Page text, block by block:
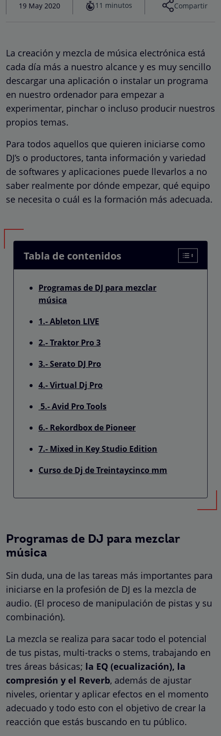
19 May 2020 11 minutos Compartir
La creación y mezcla de música electrónica está
cada día más a nuestro alcance y es muy sencillo
descargar una aplicación o instalar un programa
en nuestro ordenador para empezar a
experimentar, pinchar o incluso producir nuestros
propios temas.
Para todos aquellos que quieren iniciarse como
DJ’s o productores, tanta información y variedad
de softwares y aplicaciones puede llevarlos a no
saber realmente por dónde empezar, qué equipo
se necesita o cuál es la formación más adecuada.
Tabla de contenidos
Programas de DJ para mezclar
música
1.- Ableton LIVE
2.- Traktor Pro 3
3.- Serato DJ Pro
4.- Virtual Dj Pro
5.- Avid Pro Tools
6.- Rekordbox de Pioneer
7.- Mixed in Key Studio Edition
Curso de Dj de Treintaycinco mm
Programas de DJ para mezclar
música
Sin duda, una de las tareas más importantes para
iniciarse en la profesión de DJ es la mezcla de
audio. (El proceso de manipulación de pistas y su
combinación).
La mezcla se realiza para sacar todo el potencial
de tus pistas, multi-tracks o stems, trabajando en
tres áreas básicas; la EQ (ecualización), la
compresión y el Reverb, además de ajustar
niveles, orientar y aplicar efectos en el momento
adecuado y todo esto con el objetivo de crear la
reacción que estás buscando en tu público.